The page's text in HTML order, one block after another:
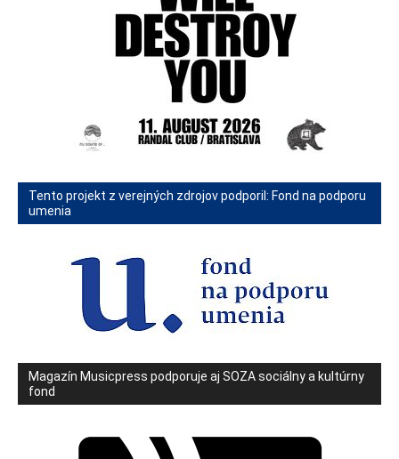
Tento projekt z verejných zdrojov podporil: Fond na podporu
umenia
Magazín Musicpress podporuje aj SOZA sociálny a kultúrny
fond